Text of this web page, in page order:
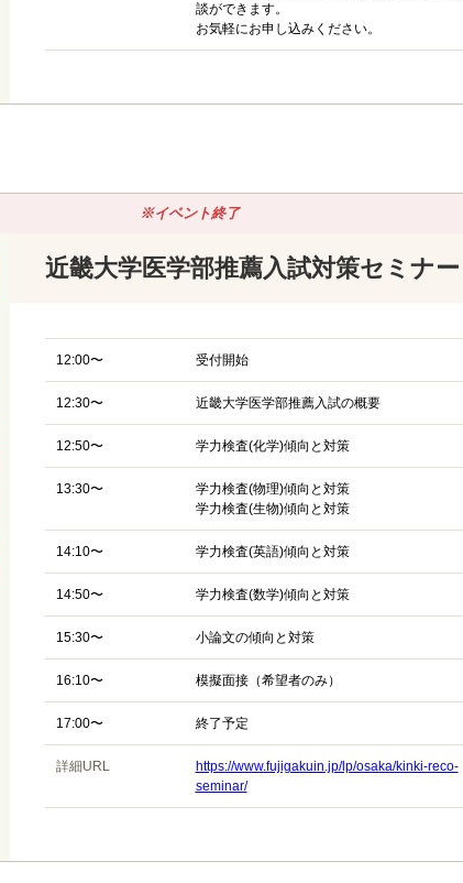
談ができます。
お気軽にお申し込みください。
※イベント終了
近畿大学医学部推薦入試対策セミナー
12:00〜 受付開始
12:30〜 近畿大学医学部推薦入試の概要
12:50〜 学力検査(化学)傾向と対策
13:30〜
学力検査(物理)傾向と対策
学力検査(生物)傾向と対策
14:10〜 学力検査(英語)傾向と対策
14:50〜 学力検査(数学)傾向と対策
15:30〜 小論文の傾向と対策
16:10〜 模擬面接（希望者のみ）
17:00〜 終了予定
詳細URL
https://www.fujigakuin.jp/lp/osaka/kinki-reco-
seminar/